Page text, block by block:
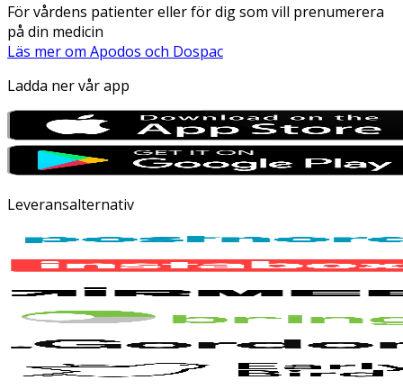
För vårdens patienter eller för dig som vill prenumerera
på din medicin
Läs mer om Apodos och Dospac
Ladda ner vår app
Leveransalternativ